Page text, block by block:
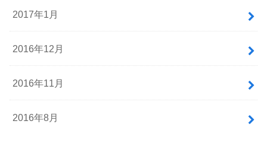
2017年1月
2016年12月
2016年11月
2016年8月